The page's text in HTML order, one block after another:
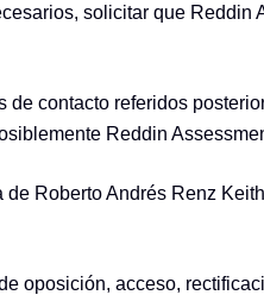
solicitar que
contacto referidos
Reddin
Roberto Andrés Renz
oposición, acceso,